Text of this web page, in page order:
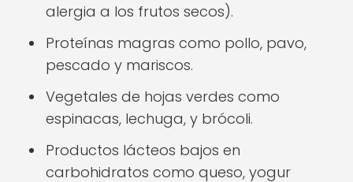
alergia a los frutos secos).
Proteínas magras como pollo, pavo,
pescado y mariscos.
Vegetales de hojas verdes como
espinacas, lechuga, y brócoli.
Productos lácteos bajos en
carbohidratos como queso, yogur